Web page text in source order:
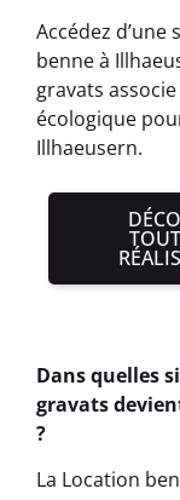
Accédez
benne à
gravats
écologique
Illhaeusern.
Dans quelles
gravats
?
La Location